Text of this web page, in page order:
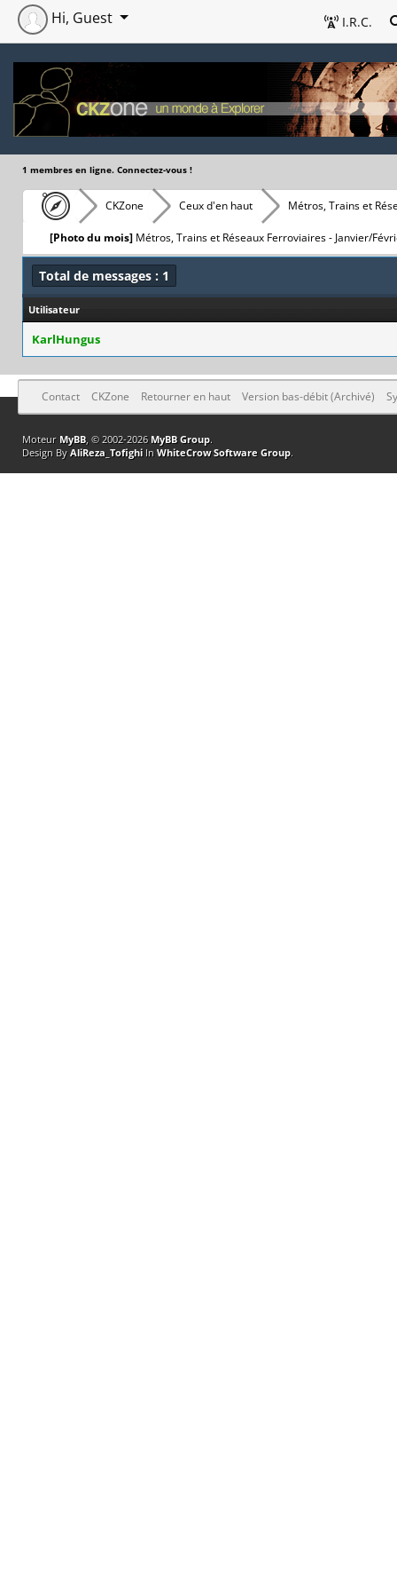
I.R.C.
Hi, Guest
1 membres en ligne. Connectez-vous !
CKZone Ceux d'en haut Métros, Trains et
[Photo du mois] Métros, Trains et Réseaux Ferroviaires - Janvier/
Total de messages : 1
Utilisateur
KarlHungus
Contact CKZone Retourner en haut Version bas-débit (Archivé)
Moteur MyBB, © 2002-2026 MyBB Group.
Design By AliReza_TofighiIn WhiteCrow Software Group.